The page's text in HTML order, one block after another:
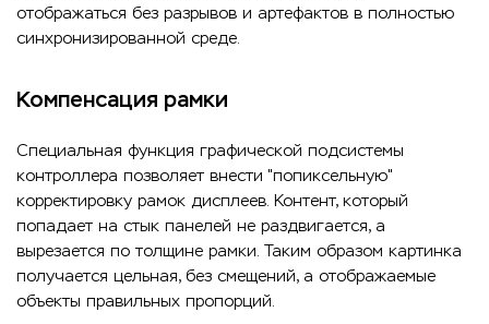
отображаться без разрывов и артефактов в полностью
синхронизированной среде.
Компенсация рамки
Специальная функция графической подсистемы
контроллера позволяет внести "попиксельную"
корректировку рамок дисплеев. Контент, который
попадает на стык панелей не раздвигается, а
вырезается по толщине рамки. Таким образом картинка
получается цельная, без смещений, а отображаемые
объекты правильных пропорций.